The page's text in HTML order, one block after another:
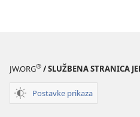
JW.ORG® / SLUŽBENA STRANICA
Postavke prikaza